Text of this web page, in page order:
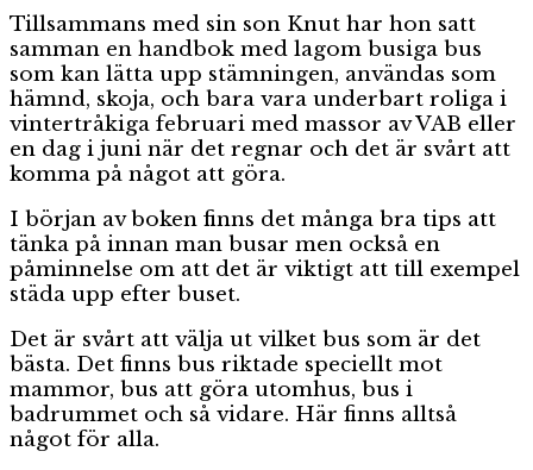
Tillsammans med sin son Knut har hon satt
samman en handbok med lagom busiga bus
som kan lätta upp stämningen, användas som
hämnd, skoja, och bara vara underbart roliga i
vintertråkiga februari med massor av VAB eller
en dag i juni när det regnar och det är svårt att
komma på något att göra.
I början av boken finns det många bra tips att
tänka på innan man busar men också en
påminnelse om att det är viktigt att till exempel
städa upp efter buset.
Det är svårt att välja ut vilket bus som är det
bästa. Det finns bus riktade speciellt mot
mammor, bus att göra utomhus, bus i
badrummet och så vidare. Här finns alltså
något för alla.